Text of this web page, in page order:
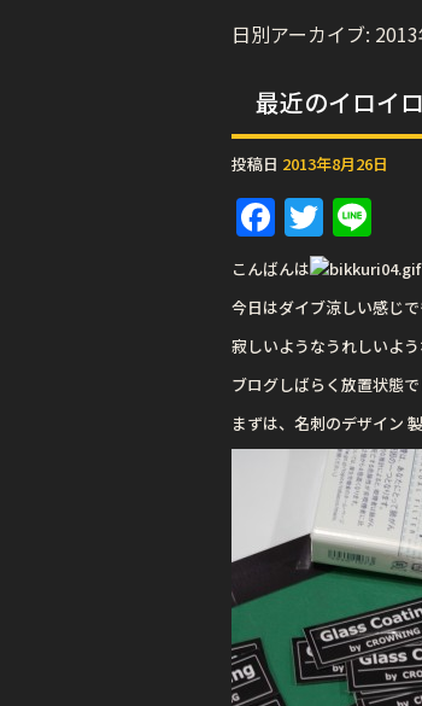
日別アーカイブ:
最近のイロイロ
投稿日 2013年8月26日
F
a
c
e
b
o
o
T
w
it
te
r
n
e
こんばんは
今日はダイブ涼しい感じ
寂しいようなうれしいよう
ブログしばらく放置状態
まずは、名刺のデザイン